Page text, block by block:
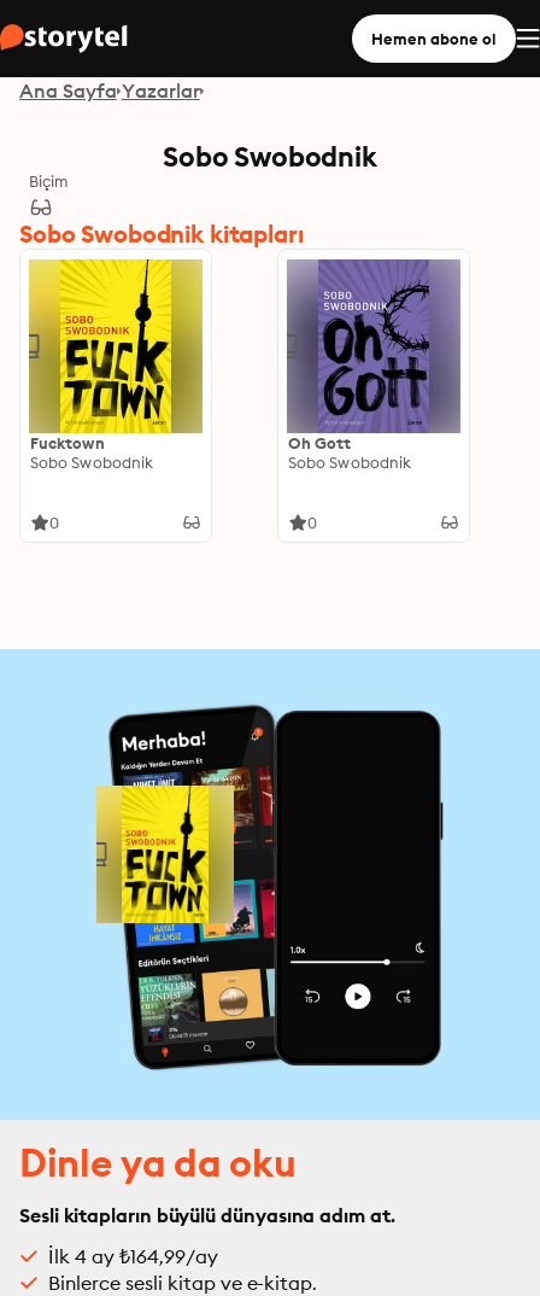
Hemen abone ol
Ana Sayfa Yazarlar
Sobo Swobodnik
Biçim
Sobo Swobodnik kitapları
Fucktown
Sobo Swobodnik
0
Oh Gott
Sobo Swobodnik
0
Dinle ya da oku
Sesli kitapların büyülü dünyasına adım at.
İlk 4 ay ₺164,99/ay
Binlerce sesli kitap ve e-kitap.